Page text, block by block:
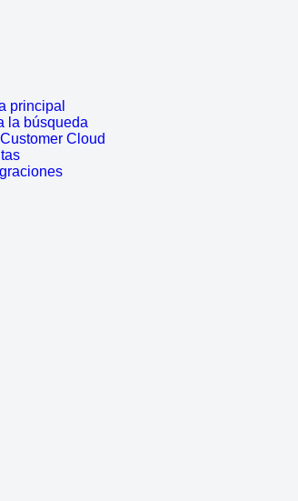
principal
la búsqueda
Cloud